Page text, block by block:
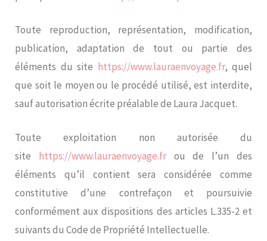
Toute reproduction, représentation, modification,
publication, adaptation de tout ou partie des
éléments du site https://www.lauraenvoyage.fr, quel
que soit le moyen ou le procédé utilisé, est interdite,
sauf autorisation écrite préalable de Laura Jacquet.
Toute exploitation non autorisée du
site https://www.lauraenvoyage.frou de l’un des
éléments qu’il contient sera considérée comme
constitutive d’une contrefaçon et poursuivie
conformément aux dispositions des articles L.335-2 et
suivants du Code de Propriété Intellectuelle.